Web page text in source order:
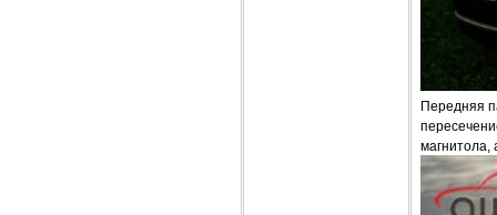
Передняя
магнитола,